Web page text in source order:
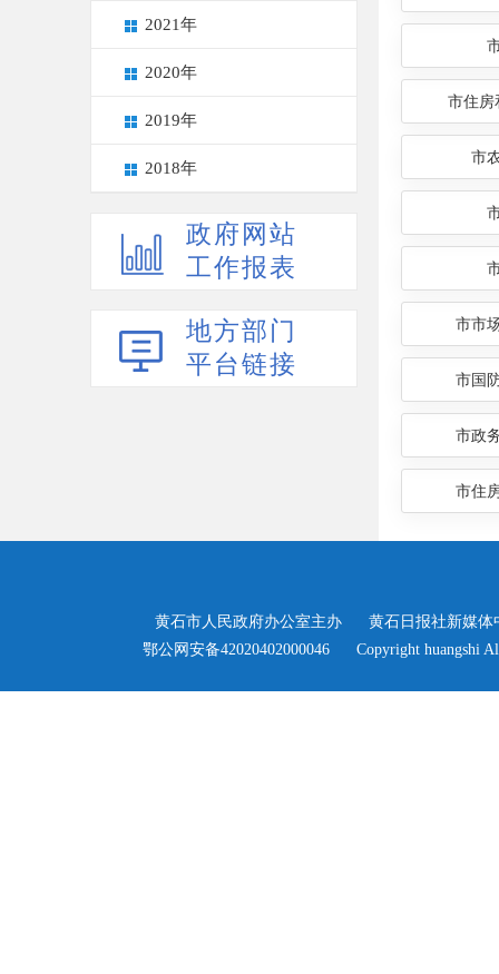
2021年
2020年
2019年
2018年
政府网站
工作报表
地方部门
平台链接
市住房
市
市市
市国
市政
市住
黄石市人民政府办公室主办
黄石日报社新媒体
鄂公网安备42020402000046
Copyright huangshi